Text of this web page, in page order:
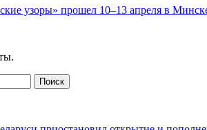
узоры» прошел 10–13 апреля в